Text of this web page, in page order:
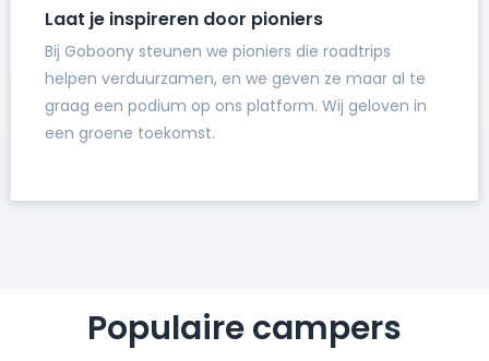
Laat je inspireren door pioniers
Bij Goboony steunen we pioniers die roadtrips
helpen verduurzamen, en we geven ze maar al te
graag een podium op ons platform. Wij geloven in
een groene toekomst.
Populaire campers